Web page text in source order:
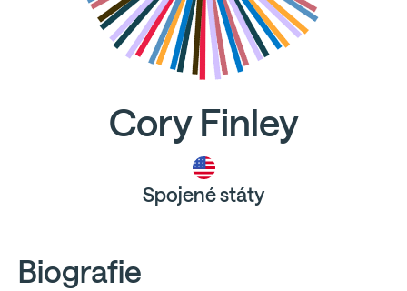
Cory Finley
Spojené státy
Biografie